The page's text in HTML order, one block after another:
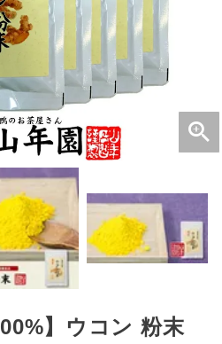
】ウコン 粉末